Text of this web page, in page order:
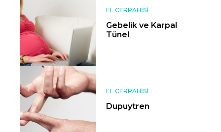
EL CERRAHISI
Gebelik ve Karpal
Tünel
EL CERRAHISI
Dupuytren